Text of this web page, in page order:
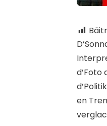
D’
d’Foto
en